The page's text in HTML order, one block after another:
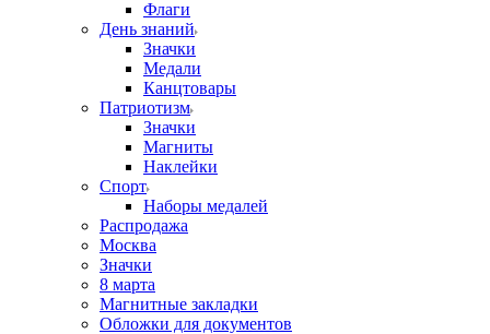
Флаги
День знаний
Значки
Медали
Канцтовары
Патриотизм
Значки
Магниты
Наклейки
Спорт
Наборы медалей
Распродажа
Москва
Значки
8 марта
Магнитные закладки
Обложки для документов